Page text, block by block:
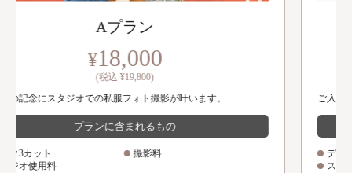
Bプラン
¥27,000
(税込 ¥29,700)
ご入籍の記念に指輪の写真・お二人の私服フォト撮影が叶います
プランに含まれるもの
データ5カット
スタジオ使用料